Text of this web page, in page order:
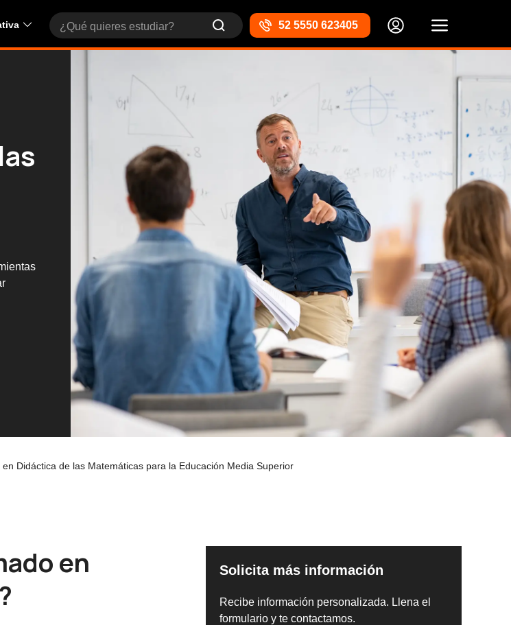
52 5550 623405
en Didáctica de las Matemáticas para la Educación Media Superior
en
Solicita más información
Recibe información personalizada. Llena el
formulario y te contactamos.